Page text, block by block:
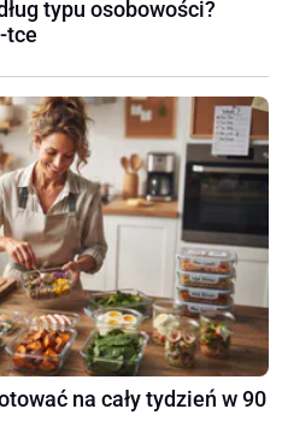
typu osobowości?
tce
na cały tydzień w 90